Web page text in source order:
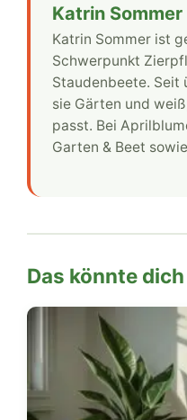
Katrin Sommer
Katrin Sommer ist
Schwerpunkt
Staudenbeete. Seit
sie Gärten und
passt. Bei
Garten & Beet
Das könnte